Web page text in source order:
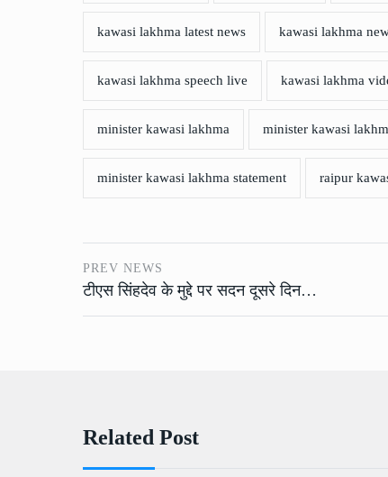
kawasi lakhma latest news kawasi lakhma
kawasi lakhma speech live kawasi lakhma
minister kawasi lakhma minister kawasi
minister kawasi lakhma statement raipur
PREV NEWS
टीएस सिंहदेव के मुद्दे पर सदन दूसरे दिन…
Related Post